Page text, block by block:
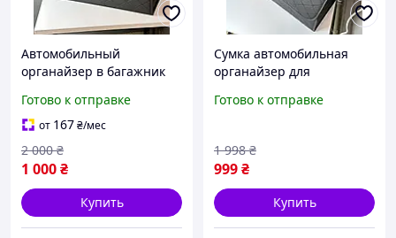
Автомобильный
органайзер в багажник
и инструмента, Хорошая
сумка автоорганайзер
для машины
Готово к отправке
от 167₴/мес
1 000₴
2 000 ₴
Купить
Сумка автомобильная
органайзер для
Автомобильный
для авто из эко-кожи
Готово к отправке
999₴
1 998 ₴
Купить